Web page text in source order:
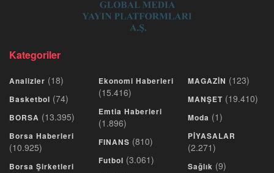
Kategoriler
Analizler (18)
Basketbol (74)
BORSA (13.395)
Borsa Haberleri
(10.925)
Borsa Şirketleri
Ekonomi Haberleri
(15.416)
Emtia Haberleri
(1.896)
FINANS (810)
Futbol (3.061)
MAGAZİN (123)
MANŞET (19.410)
Moda (1)
PİYASALAR
(2.271)
Sağlık (9)